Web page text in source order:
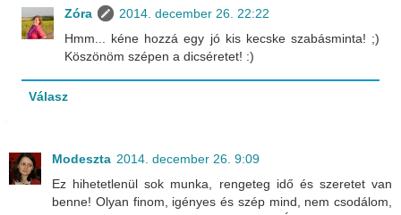
Zóra
2014. december 26. 22:22
Hmm... kéne hozzá egy jó kis kecske szabásminta! ;)
Köszönöm szépen a dicséretet! :)
Válasz
Modeszta 2014. december 26. 9:09
Ez hihetetlenül sok munka, rengeteg idő és szeretet van
benne! Olyan finom, igényes és szép mind, nem csodálom,